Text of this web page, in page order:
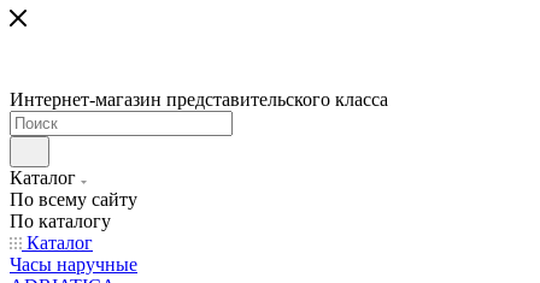
Интернет-магазин представительского класса
Каталог
По всему сайту
По каталогу
Каталог
Часы наручные